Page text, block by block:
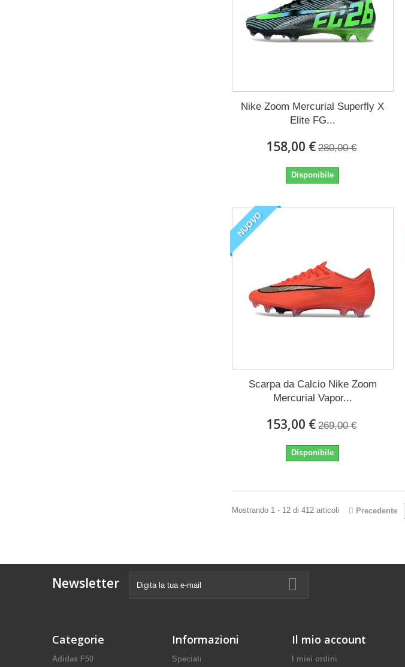
Nike Zoom Mercurial Superfly X
Elite FG...
158,00 € 280,00 €
Disponibile
NUOVO
Scarpa da Calcio Nike Zoom
Mercurial Vapor...
153,00 € 269,00 €
Disponibile
Precedente
Mostrando 1 - 12 di 412 articoli
Newsletter
Categorie
Adidas F50
Informazioni
Speciali
Il mio account
I miei ordini